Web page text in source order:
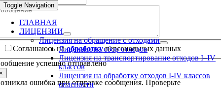
Toggle Navigation
ГЛАВНАЯ
ЛИЦЕНЗИИ
Лицензия на обращение с отходами
Лицензия на сбор отходов
Лицензия на транспортирование отходов I–IV
классов
Лицензия на обработку отходов I-IV классов
опасности
Соглашаюсь наобработкуперсональных данных
успешно отправлено
ошибка при отправке сообщения. Проверьте